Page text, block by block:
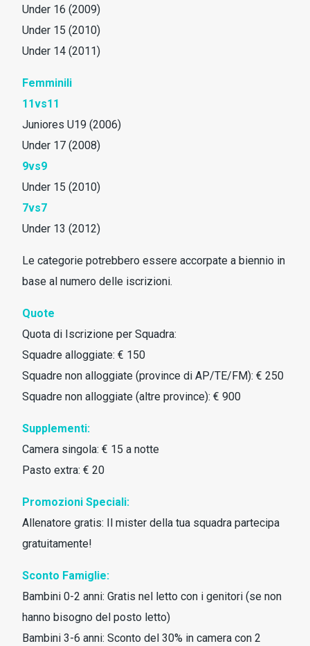
Under 16 (2009)
Under 15 (2010)
Under 14 (2011)
Femminili
11vs11
Juniores U19 (2006)
Under 17 (2008)
9vs9
Under 15 (2010)
7vs7
Under 13 (2012)
Le categorie potrebbero essere accorpate a biennio in
base al numero delle iscrizioni.
Quote
Quota di Iscrizione per Squadra:
Squadre alloggiate: € 150
Squadre non alloggiate (province di AP/TE/FM): € 250
Squadre non alloggiate (altre province): € 900
Supplementi:
Camera singola: € 15 a notte
Pasto extra: € 20
Promozioni Speciali:
Allenatore gratis: Il mister della tua squadra partecipa
gratuitamente!
Sconto Famiglie:
Bambini 0-2 anni: Gratis nel letto con i genitori (se non
hanno bisogno del posto letto)
Bambini 3-6 anni: Sconto del 30% in camera con 2